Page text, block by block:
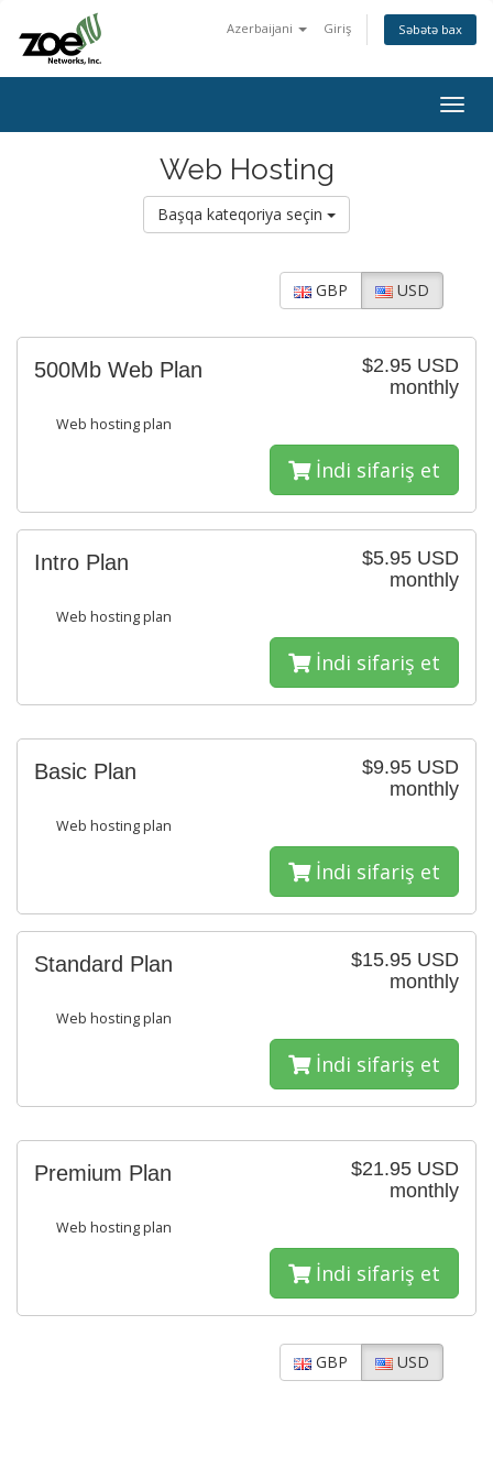
Azerbaijani Giriş Səbətə bax
Web Hosting
Başqa kateqoriya seçin
GBP USD
$2.95 USD
monthly
500Mb Web Plan
Web hosting plan
İndi sifariş et
$5.95 USD
monthly
Intro Plan
Web hosting plan
İndi sifariş et
$9.95 USD
monthly
Basic Plan
Web hosting plan
İndi sifariş et
$15.95 USD
monthly
Standard Plan
Web hosting plan
İndi sifariş et
$21.95 USD
monthly
Premium Plan
Web hosting plan
İndi sifariş et
GBP USD